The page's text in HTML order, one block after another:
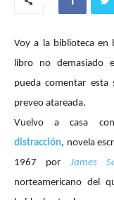
Voy a la biblioteca en
libro no demasiado
pueda comentar esta
preveo atareada.
Vuelvo a casa
distracción, novela
1967 por James
norteamericano del